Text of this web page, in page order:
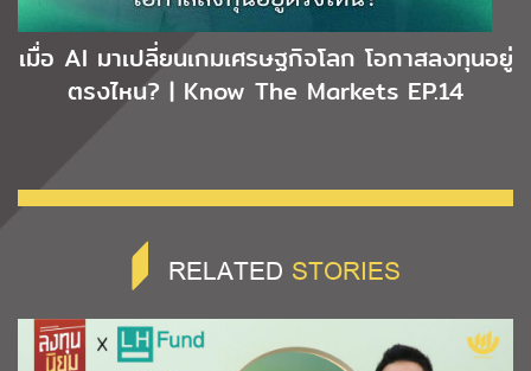
เมื่อ AI มาเปลี่ยนเกมเศรษฐกิจโลก โอกาสลงทุนอยู่
ตรงไหน? | Know The Markets EP.14
RELATED STORIES